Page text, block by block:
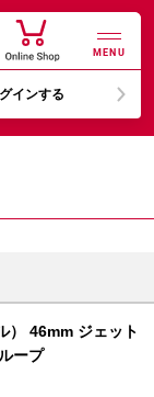
MENU
インする
46mm ジェット
ープ